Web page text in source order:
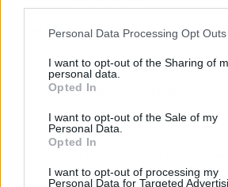
Personal Data Processing Opt Outs
I want to opt-out of the Sharing of
personal data.
Opted In
I want to opt-out of the Sale of my
Personal Data.
Opted In
I want to opt-out of processing my
Personal Data for Targeted
Por qué es importante para un
detectarla a tiempo alarga su calidad de
De qué no tienes que olvidarte:
cambios en la marcha; el dolor y otras
descartarse primero.
delantera puede convertirse en una